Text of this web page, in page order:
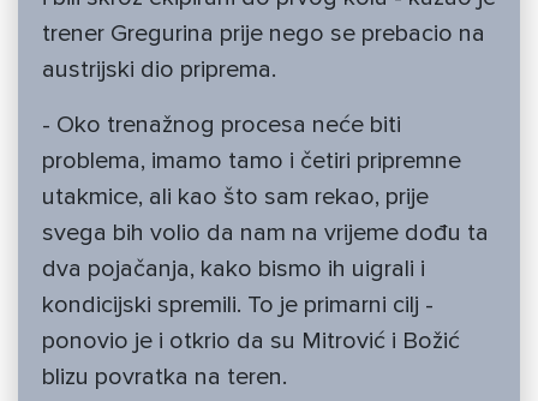
trener Gregurina prije nego se prebacio na
austrijski dio priprema.
- Oko trenažnog procesa neće biti
problema, imamo tamo i četiri pripremne
utakmice, ali kao što sam rekao, prije
svega bih volio da nam na vrijeme dođu ta
dva pojačanja, kako bismo ih uigrali i
kondicijski spremili. To je primarni cilj -
ponovio je i otkrio da su Mitrović i Božić
blizu povratka na teren.